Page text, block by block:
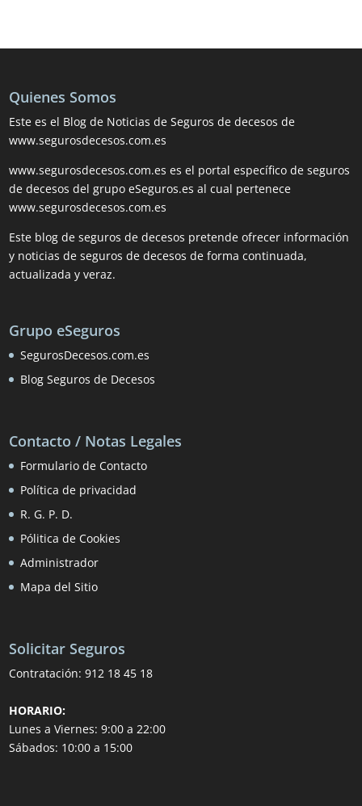
Quienes Somos
Este es el Blog de Noticias de Seguros de decesos de
www.segurosdecesos.com.es
www.segurosdecesos.com.es es el portal específico de seguros
de decesos del grupo eSeguros.es al cual pertenece
www.segurosdecesos.com.es
Este blog de seguros de decesos pretende ofrecer información
y noticias de seguros de decesos de forma continuada,
actualizada y veraz.
Grupo eSeguros
SegurosDecesos.com.es
Blog Seguros de Decesos
Contacto / Notas Legales
Formulario de Contacto
Política de privacidad
R. G. P. D.
Pólitica de Cookies
Administrador
Mapa del Sitio
Solicitar Seguros
Contratación:912 18 45 18
HORARIO:
Lunes a Viernes: 9:00 a 22:00
Sábados: 10:00 a 15:00